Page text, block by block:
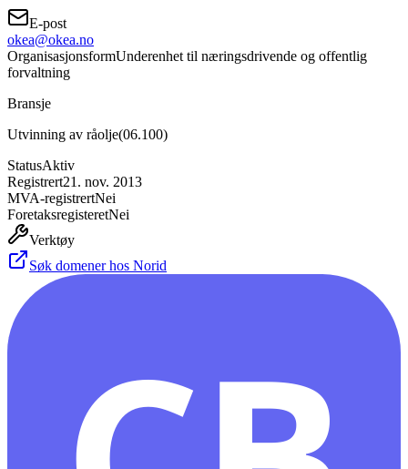
E-post
okea@okea.no
OrganisasjonsformUnderenhet til næringsdrivende og offentlig
forvaltning
Bransje
Utvinning av råolje(06.100)
StatusAktiv
Registrert21. nov. 2013
MVA-registrertNei
ForetaksregisteretNei
Verktøy
Søk domener hos Norid